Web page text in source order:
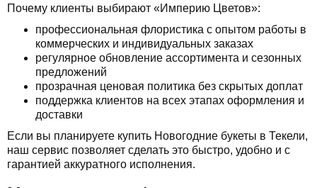
Почему клиенты выбирают «Империю Цветов»:
профессиональная флористика с опытом работы в
коммерческих и индивидуальных заказах
регулярное обновление ассортимента и сезонных
предложений
прозрачная ценовая политика без скрытых доплат
поддержка клиентов на всех этапах оформления и
доставки
Если вы планируете купить Новогодние букеты в Текели,
наш сервис позволяет сделать это быстро, удобно и с
гарантией аккуратного исполнения.